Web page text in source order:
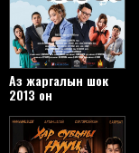
Аз жаргалын шок
2013 он